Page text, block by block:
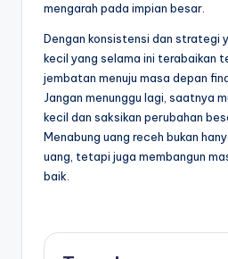
mengarah pada impian besar.
Dengan konsistensi dan strategi
kecil yang selama ini terabaikan
jembatan menuju masa depan
Jangan menunggu lagi, saatnya
kecil dan saksikan perubahan
Menabung uang receh bukan
uang, tetapi juga membangun
baik.